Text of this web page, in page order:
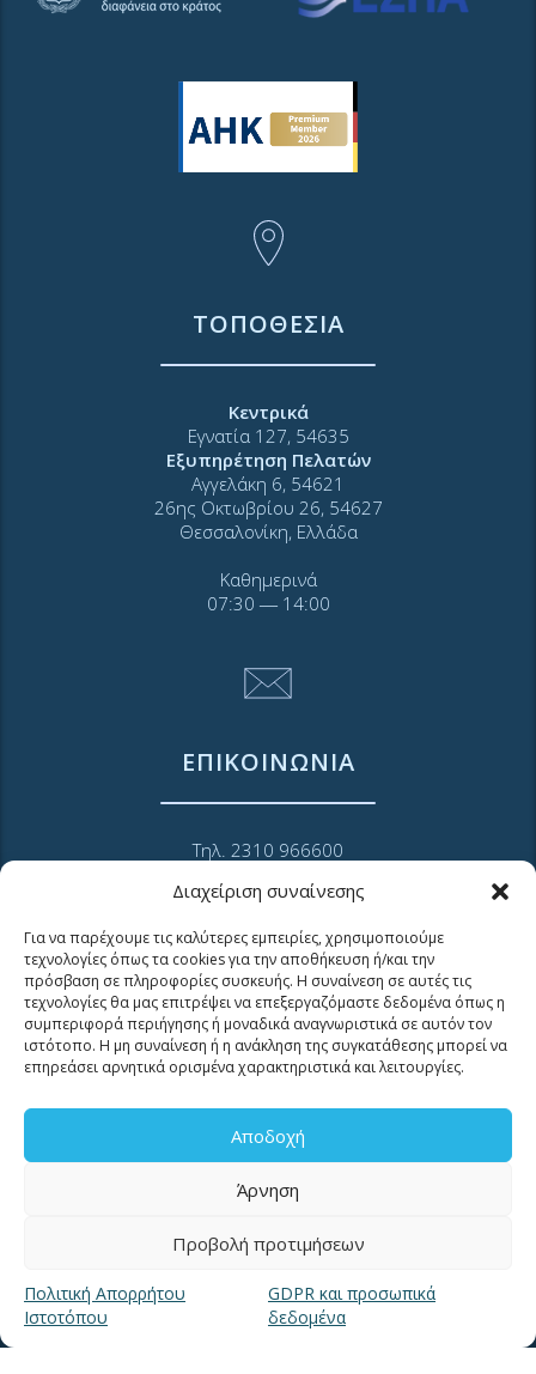
Διαχείριση συναίνεσης
Για να παρέχουμε τις καλύτερες εμπειρίες, χρησιμοποιούμε
τεχνολογίες όπως τα cookies για την αποθήκευση ή/και την
πρόσβαση σε πληροφορίες συσκευής. Η συναίνεση σε αυτές τις
τεχνολογίες θα μας επιτρέψει να επεξεργαζόμαστε δεδομένα όπως η
συμπεριφορά περιήγησης ή μοναδικά αναγνωριστικά σε αυτόν τον
ιστότοπο. Η μη συναίνεση ή η ανάκληση της συγκατάθεσης μπορεί να
επηρεάσει αρνητικά ορισμένα χαρακτηριστικά και λειτουργίες.
Αποδοχή
Άρνηση
Προβολή προτιμήσεων
Πολιτική Απορρήτου
Ιστοτόπου
GDPR και προσωπικά
δεδομένα
ΤΟΠΟΘΕΣΙΑ
Κεντρικά
Εγνατία 127, 54635
Εξυπηρέτηση Πελατών
Αγγελάκη 6, 54621
26ης Οκτωβρίου 26, 54627
Θεσσαλονίκη, Ελλάδα
Καθημερινά
07:30 ― 14:00
ΕΠΙΚΟΙΝΩΝΙΑ
Τηλ. 2310 966600
για βλάβες καλέστε
11124
Επικοινωνία για καταναλωτές
Επικοινωνία Συνεργατών και Τρίτων Φορέων
ΧΡΗΣΙΜΑ LINKS
Νέα
Μουσείο Ύδρευσης ΕΥΑΘ